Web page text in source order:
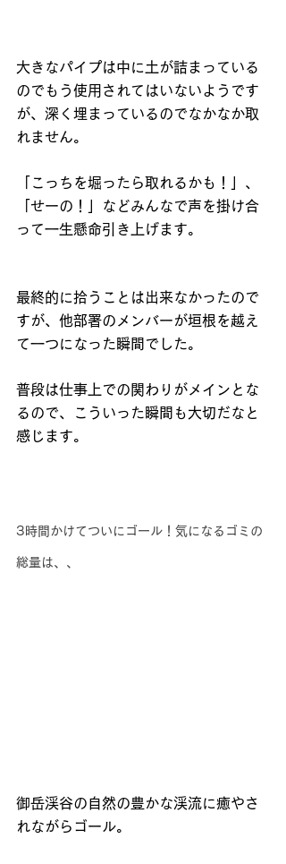
大きなパイプは中に土が詰まっている
のでもう使用されてはいないようです
が、深く埋まっているのでなかなか取
れません。
「こっちを堀ったら取れるかも！」、
「せーの！」などみんなで声を掛け合
って一生懸命引き上げます。
最終的に拾うことは出来なかったので
すが、他部署のメンバーが垣根を越え
て一つになった瞬間でした。
普段は仕事上での関わりがメインとな
るので、こういった瞬間も大切だなと
感じます。
3時間かけてついにゴール！気になるゴミの
総量は、、
御岳渓谷の自然の豊かな渓流に癒やさ
れながらゴール。